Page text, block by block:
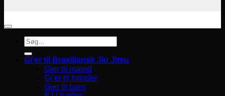
Søg
efter:
Gi’er til Brasiliansk Jiu Jitsu
Gier til mænd
Gi’er til kvinder
Gier til børn